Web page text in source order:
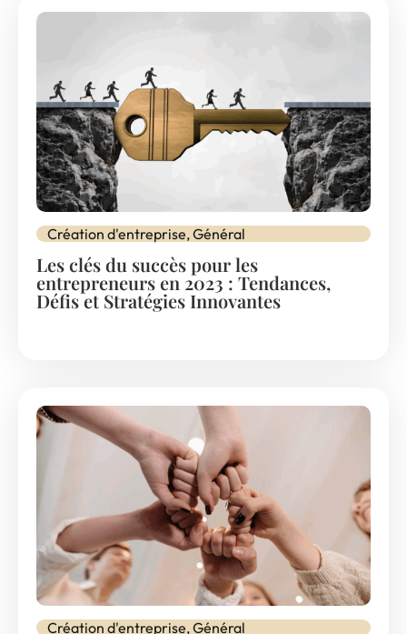
Création d'entreprise,Général
Les clés du succès pour les
entrepreneurs en 2023 : Tendances,
Défis et Stratégies Innovantes
Création d'entreprise,Général